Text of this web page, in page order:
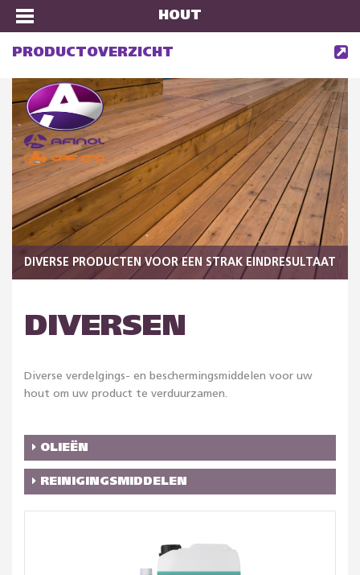
HOUT
PRODUCTOVERZICHT
DIVERSE PRODUCTEN VOOR EEN STRAK EINDRESULTAAT
DIVERSEN
Diverse verdelgings- en beschermingsmiddelen voor uw
hout om uw product te verduurzamen.
OLIEËN
REINIGINGSMIDDELEN